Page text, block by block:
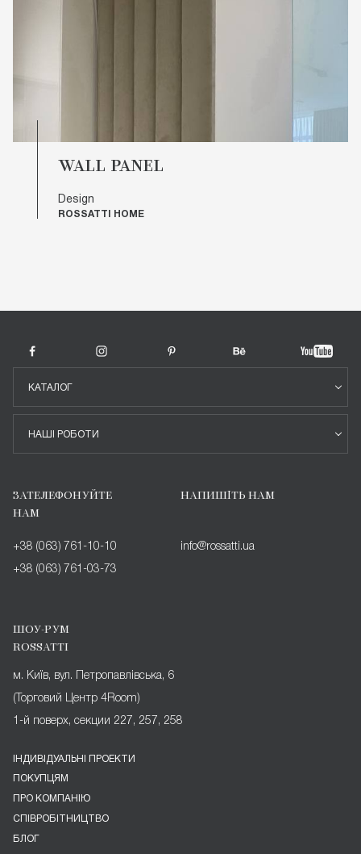
WALL PANEL
Design
ROSSATTI HOME
КАТАЛОГ
НАШІ РОБОТИ
ЗАТЕЛЕФОНУЙТЕ
НАМ
+38 (063) 761-10-10
+38 (063) 761-03-73
НАПИШІТЬ НАМ
info@rossatti.ua
ШОУ-РУМ
ROSSATTI
м. Київ, вул. Петропавлівська, 6
(Торговий Центр 4Room)
1-й поверх, секции 227, 257, 258
ІНДИВІДУАЛЬНІ ПРОЕКТИ
ПОКУПЦЯМ
ПРО КОМПАНІЮ
СПІВРОБІТНИЦТВО
БЛОГ